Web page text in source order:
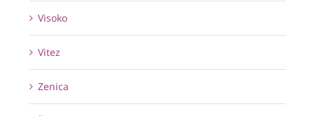
Visoko
Vitez
Zenica